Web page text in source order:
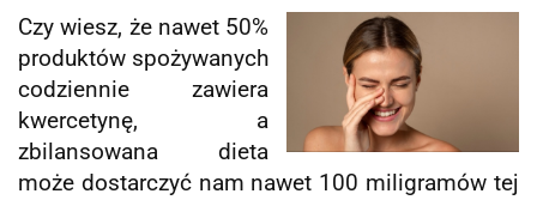
Czy wiesz, że nawet 50%
produktów spożywanych
codziennie zawiera
kwercetynę, a
zbilansowana dieta
może dostarczyć nam nawet 100 miligramów tej